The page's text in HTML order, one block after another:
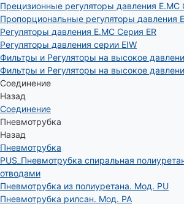
Прецизионные регуляторы давления E.MC
Пропорциональные регуляторы давления
Регуляторы давления E.MC Серия ER
Регуляторы давления серии EIW
Фильтры и Регуляторы на высокое
Фильтры и Регуляторы на высокое
Соединение
Назад
Соединение
Пневмотрубка
Назад
Пневмотрубка
PUS_Пневмотрубка спиральная
отводами
Пневмотрубка из полиуретана. Мод. РU
Пневмотрубка рилсан. Мод. PA